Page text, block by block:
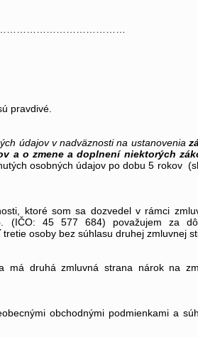
pravdivé.
údajov v nadväznosti na ustanovenia
a o zmene a doplnení niektorých
osobných údajov po dobu 5 rokov
ktoré som sa dozvedel v rámci
(IČO: 45 577 684) považujem za
osoby bez súhlasu druhej zmluvnej
má druhá zmluvná strana nárok na
obchodnými podmienkami a